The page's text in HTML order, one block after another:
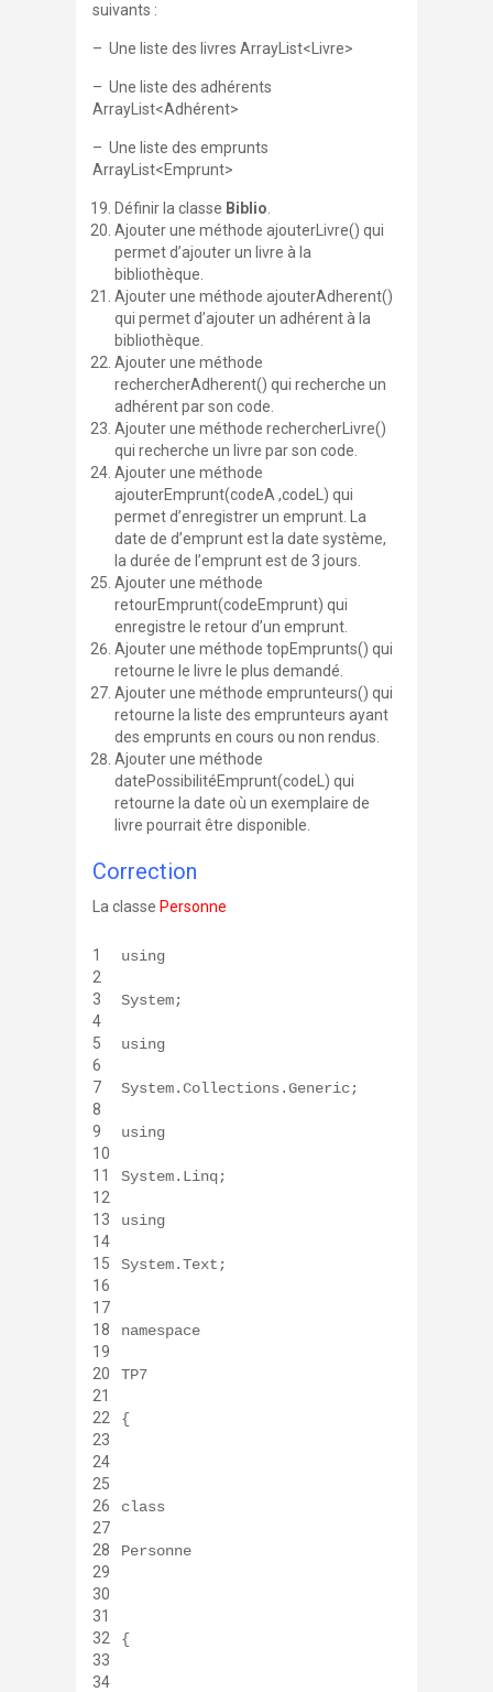
suivants :
– Une liste des livres ArrayList<Livre>
– Une liste des adhérents
ArrayList<Adhérent>
– Une liste des emprunts
ArrayList<Emprunt>
Définir la classe Biblio
Ajouter une méthode ajouterLivre() qui
permet d’ajouter un livre à la
bibliothèque.
Ajouter une méthode ajouterAdherent()
qui permet d’ajouter un adhérent à la
bibliothèque.
Ajouter une méthode
rechercherAdherent() qui recherche un
adhérent par son code.
Ajouter une méthode rechercherLivre()
qui recherche un livre par son code.
Ajouter une méthode
ajouterEmprunt(codeA ,codeL) qui
permet d’enregistrer un emprunt. La
date de d’emprunt est la date système,
la durée de l’emprunt est de 3 jours.
Ajouter une méthode
retourEmprunt(codeEmprunt) qui
enregistre le retour d’un emprunt.
Ajouter une méthode topEmprunts() qui
retourne le livre le plus demandé.
Ajouter une méthode emprunteurs() qui
retourne la liste des emprunteurs ayant
des emprunts en cours ou non rendus.
Ajouter une méthode
datePossibilitéEmprunt(codeL) qui
retourne la date où un exemplaire de
livre pourrait être disponible.
Correction
La classe Personne
1
2
3
4
5
6
7
8
9
10
11
12
13
14
15
16
17
18
19
20
21
22
23
24
25
26
27
28
29
30
31
32
33
34
using
System;
using
System.Collections.Generic;
using
System.Linq;
using
System.Text;
namespace
TP7
{
class
Personne
{